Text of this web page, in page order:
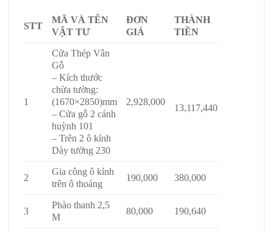
STT
MÃ VÀ TÊN
VẬT TƯ
ĐƠN
GIÁ
THÀNH
TIỀN
1
Cửa Thép Vân
Gỗ
– Kích thước
chừa tường:
(1670×2850)mm
– Cửa gỗ 2 cánh
huỳnh 101
– Trên 2 ô kính
Dày tường 230
2,928,000
13,117,440
2
Gia công ô kính
trên ô thoáng
190,000 380,000
3
Phào thanh 2,5
M
80,000 190,640